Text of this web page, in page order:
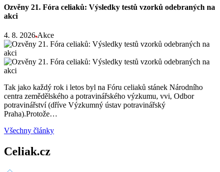
Ozvěny 21. Fóra celiaků: Výsledky testů vzorků odebraných na
akci
4. 8. 2026 Akce
Tak jako každý rok i letos byl na Fóru celiaků stánek Národního
centra zemědělského a potravinářského výzkumu, vvi, Odbor
potravinářství (dříve Výzkumný ústav potravinářský
Praha).Protože…
Všechny články
Celiak.cz